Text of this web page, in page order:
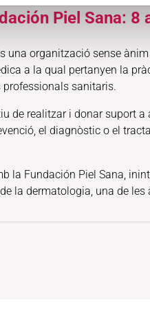
Piel Sana:
una organització sense
a la qual pertanyen la
professionals sanitaris.
de realitzar i donar suport
el diagnòstic o el
la Fundación Piel Sana,
la dermatologia, una de